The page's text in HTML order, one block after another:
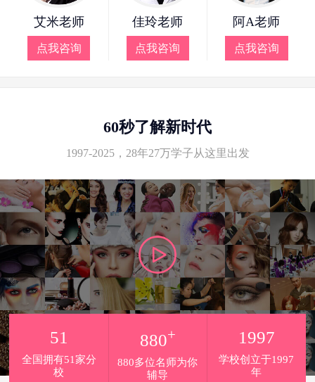
艾米老师
点我咨询
佳玲老师
点我咨询
阿A老师
点我咨询
60秒了解新时代
1997-2025，28年27万学子从这里出发
51
全国拥有51家分
校
880+
880多位名师为你
辅导
1997
学校创立于1997
年